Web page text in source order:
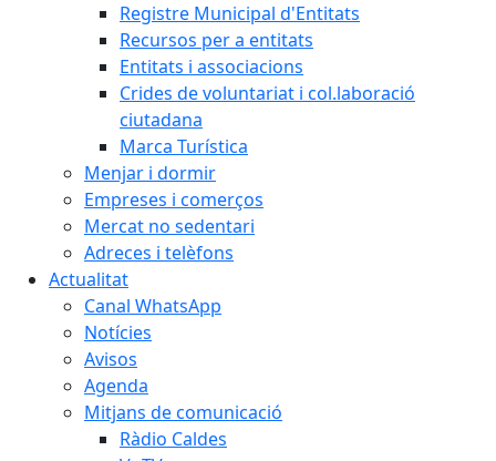
Registre Municipal d'Entitats
Recursos per a entitats
Entitats i associacions
Crides de voluntariat i col.laboració
ciutadana
Marca Turística
Menjar i dormir
Empreses i comerços
Mercat no sedentari
Adreces i telèfons
Actualitat
Canal WhatsApp
Notícies
Avisos
Agenda
Mitjans de comunicació
Ràdio Caldes